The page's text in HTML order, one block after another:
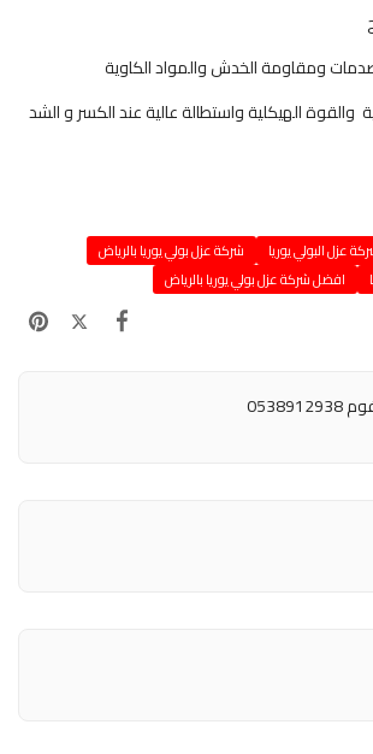
عزل البولي يوريا
شركة عزل بولي يوريا بالرياض
افضل شركة عزل بولي يوريا بالرياض